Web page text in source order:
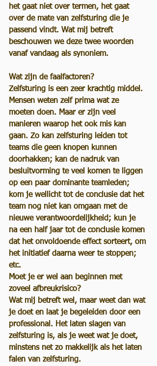
het gaat niet over termen, het gaat
over de mate van zelfsturing die je
passend vindt. Wat mij betreft
beschouwen we deze twee woorden
vanaf vandaag als synoniem.
Wat zijn de faalfactoren?
Zelfsturing is een zeer krachtig middel.
Mensen weten zelf prima wat ze
moeten doen. Maar er zijn veel
manieren waarop het ook mis kan
gaan. Zo kan zelfsturing leiden tot
teams die geen knopen kunnen
doorhakken; kan de nadruk van
besluitvorming te veel komen te liggen
op een paar dominante teamleden;
kom je wellicht tot de conclusie dat het
team nog niet kan omgaan met de
nieuwe verantwoordelijkheid; kun je
na een half jaar tot de conclusie komen
dat het onvoldoende effect sorteert, om
het initiatief daarna weer te stoppen;
etc.
Moet je er wel aan beginnen met
zoveel afbreukrisico?
Wat mij betreft wel, maar weet dan wat
je doet en laat je begeleiden door een
professional. Het laten slagen van
zelfsturing is, als je weet wat je doet,
minstens net zo makkelijk als het laten
falen van zelfsturing.